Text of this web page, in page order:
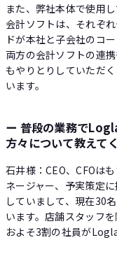
また、弊社本体で使用
会計ソフトは、それぞ
ドが本社と子会社のコ
両方の会計ソフトの連
もやりとりしていただ
います。
ー 普段の業務で
方々について教えて
石井様：CEO、CFOは
ネージャー、予実策定
していまして、現在30
います。店舗スタッフ
およそ3割の社員が